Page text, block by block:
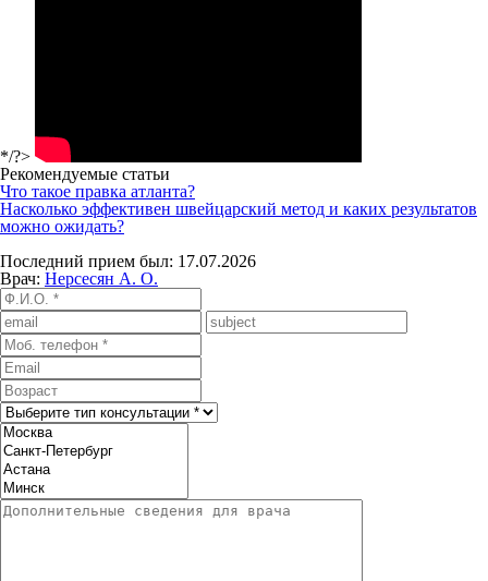
*/?>
Рекомендуемые статьи
Что такое правка атланта?
Насколько эффективен швейцарский метод и каких результатов
можно ожидать?
Последний прием был: 17.07.2026
Врач: Нерсесян А. О.